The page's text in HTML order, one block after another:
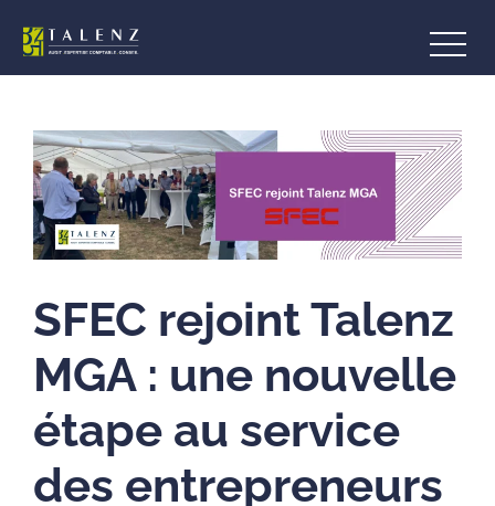
SFEC rejoint Talenz
MGA : une nouvelle
étape au service
des entrepreneurs